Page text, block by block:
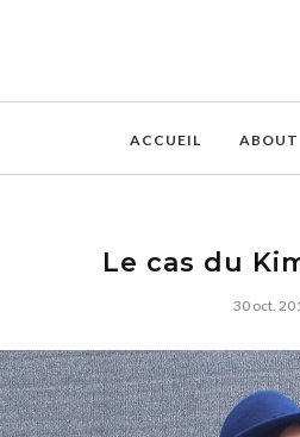
ACCUEIL ABOUT
Le cas du
30 oct.